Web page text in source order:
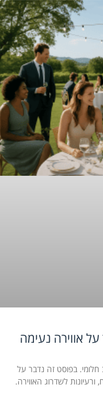
אווירה נעימה
בפוסט זה נדבר על
לשדרוג האווירה.